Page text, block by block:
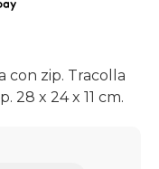
con zip. Tracolla
28 x 24 x 11 cm.